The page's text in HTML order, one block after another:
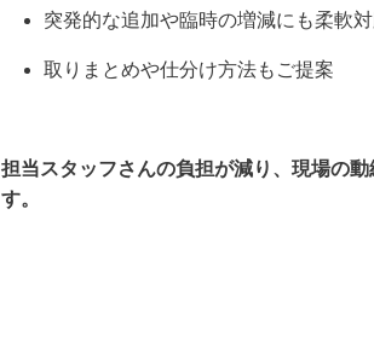
突発的な追加や臨時の増減にも柔軟
取りまとめや仕分け方法もご提案
担当スタッフさんの負担が減り、現場の動
す。